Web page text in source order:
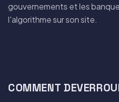
gouvernements et les
l'algorithme sur son site.
COMMENT